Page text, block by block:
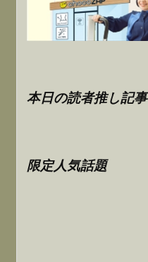
本日の読者推し記事
限定人気話題